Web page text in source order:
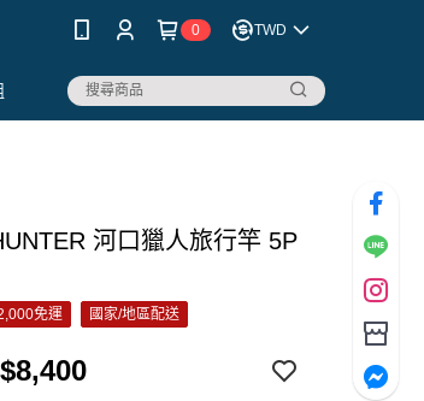
0 TWD
河口獵人旅行竿 5P
免運 國家/地區配送